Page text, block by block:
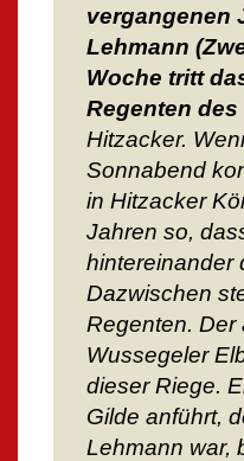
vergangenen
Lehmann
Woche tritt
Regenten
Hitzacker.
Sonnabend
in Hitzacker
Jahren so,
hintereinander
Dazwischen
Regenten. Der
Wussegeler
dieser Riege.
Gilde anführt,
Lehmann war,